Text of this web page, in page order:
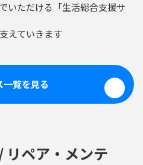
いただける「生活総合支援サ
えていきます
一覧を見る
リペア・メンテ